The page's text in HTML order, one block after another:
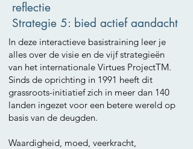
reflectie
Strategie 5: bied actief aandacht
In deze interactieve basistraining leer je
alles over de visie en de vijf strategieën
van het internationale Virtues ProjectTM.
Sinds de oprichting in 1991 heeft dit
grassroots-initiatief zich in meer dan 140
landen ingezet voor een betere wereld op
basis van de deugden.
Waardigheid, moed, veerkracht,